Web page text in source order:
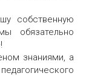
собственную
обязательно
знаниями, а